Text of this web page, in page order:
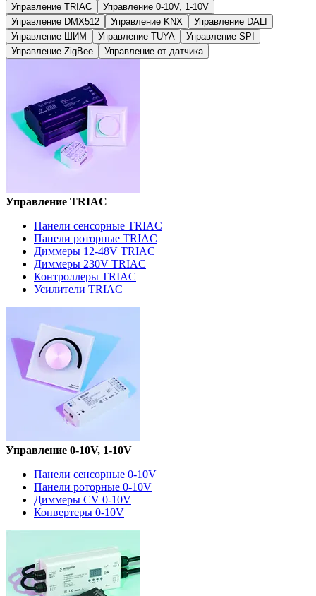
Управление TRIAC
Управление 0-10V, 1-10V
Управление DMX512
Управление KNX
Управление DALI
Управление ШИМ
Управление TUYA
Управление SPI
Управление ZigBee
Управление от датчика
Управление TRIAC
Панели сенсорные TRIAC
Панели роторные TRIAC
Диммеры 12-48V TRIAC
Диммеры 230V TRIAC
Контроллеры TRIAC
Усилители TRIAC
Управление 0-10V, 1-10V
Панели сенсорные 0-10V
Панели роторные 0-10V
Диммеры CV 0-10V
Конвертеры 0-10V